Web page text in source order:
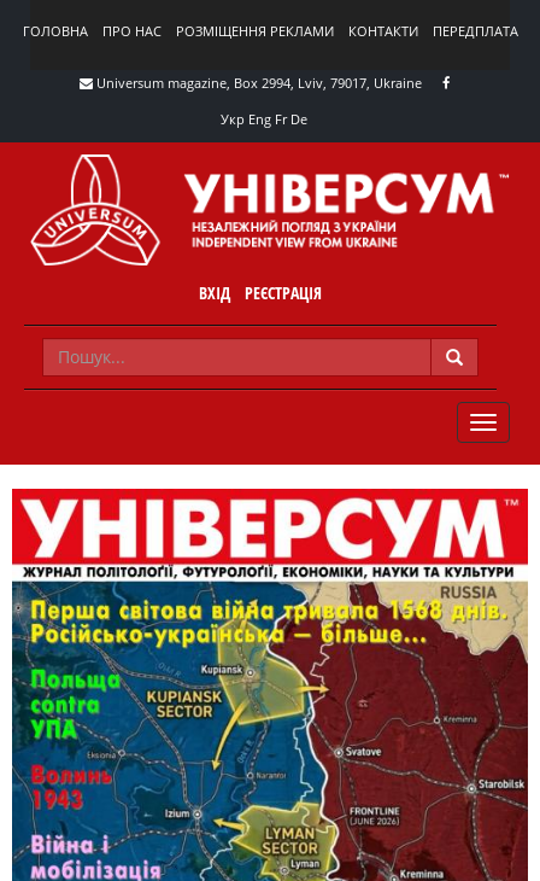
ГОЛОВНА ПРО НАС РОЗМІЩЕННЯ РЕКЛАМИ КОНТАКТИ ПЕРЕДПЛАТА
Universum magazine, Box 2994, Lviv, 79017, Ukraine
Укр Eng Fr De
ВХІД РЕЄСТРАЦІЯ
TOGGLE